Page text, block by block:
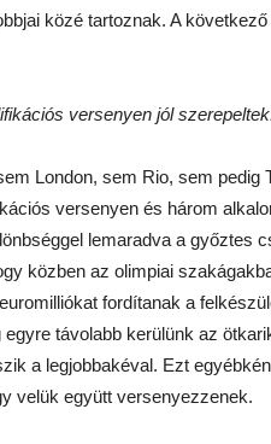
közé tartoznak. A
versenyen jól
London, sem Rio, sem pedig
versenyen és három
lemaradva a győztes
közben az olimpiai
fordítanak a
távolabb kerülünk az
a legjobbakéval. Ezt
velük együtt versenyezzenek.